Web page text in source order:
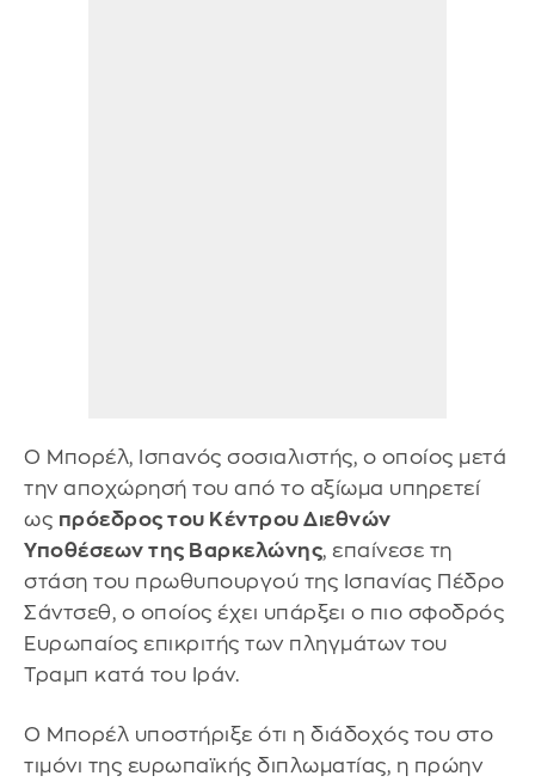
Ο Μπορέλ, Ισπανός σοσιαλιστής, ο οποίος μετά
την αποχώρησή του από το αξίωμα υπηρετεί
ως πρόεδρος του Κέντρου Διεθνών
Υποθέσεων της Βαρκελώνης, επαίνεσε τη
στάση του πρωθυπουργού της Ισπανίας Πέδρο
Σάντσεθ, ο οποίος έχει υπάρξει ο πιο σφοδρός
Ευρωπαίος επικριτής των πληγμάτων του
Τραμπ κατά του Ιράν.
Ο Μπορέλ υποστήριξε ότι η διάδοχός του στο
τιμόνι της ευρωπαϊκής διπλωματίας, η πρώην